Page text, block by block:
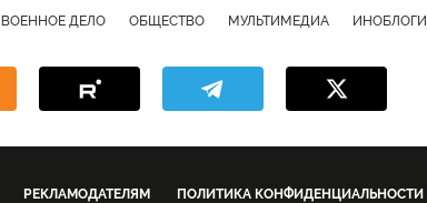
ВОЕННОЕ ДЕЛО ОБЩЕСТВО МУЛЬТИМЕДИА ИНОБЛОГИ
РЕКЛАМОДАТЕЛЯМ ПОЛИТИКА КОНФИДЕНЦИАЛЬНОСТИ